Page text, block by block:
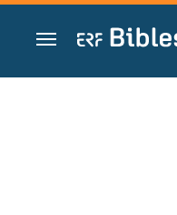
Zum Inhalt springen